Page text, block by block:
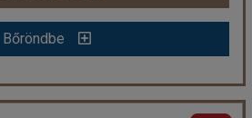
Bőröndbe
Bőröndbe
DE MENORCA ****